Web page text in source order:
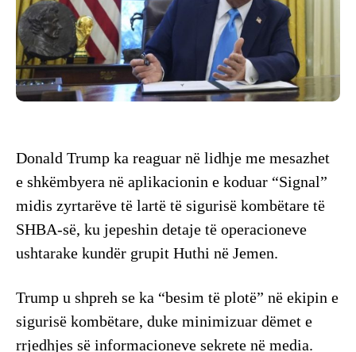
Donald Trump ka reaguar në lidhje me mesazhet
e shkëmbyera në aplikacionin e koduar “Signal”
midis zyrtarëve të lartë të sigurisë kombëtare të
SHBA-së, ku jepeshin detaje të operacioneve
ushtarake kundër grupit Huthi në Jemen.
Trump u shpreh se ka “besim të plotë” në ekipin e
sigurisë kombëtare, duke minimizuar dëmet e
rrjedhjes së informacioneve sekrete në media.